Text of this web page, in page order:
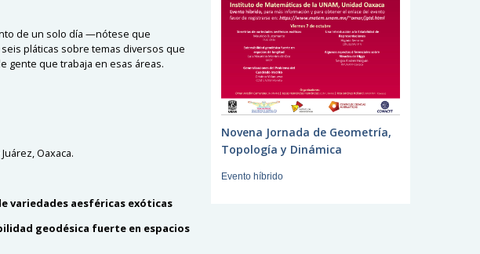
de un solo día —nótese que
pláticas sobre temas diversos que
gente que trabaja en esas áreas.
Oaxaca.
variedades aesféricas exóticas
geodésica fuerte en espacios
Novena Jornada de Geometría,
Topología y Dinámica
Evento híbrido